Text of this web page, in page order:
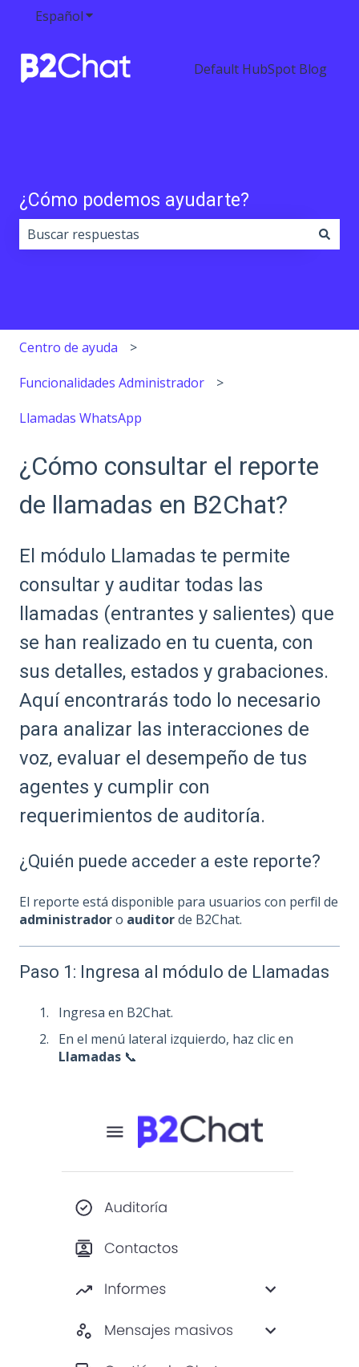
EspañolTraducciones de Mostrar submenú de
Default HubSpot Blog
¿Cómo podemos ayudarte?
Centro de ayuda
Funcionalidades Administrador
Llamadas WhatsApp
¿Cómo consultar el reporte
de llamadas en B2Chat?
El módulo Llamadas te permite
consultar y auditar todas las
llamadas (entrantes y salientes) que
se han realizado en tu cuenta, con
sus detalles, estados y grabaciones.
Aquí encontrarás todo lo necesario
para analizar las interacciones de
voz, evaluar el desempeño de tus
agentes y cumplir con
requerimientos de auditoría.
¿Quién puede acceder a este reporte?
El reporte está disponible para usuarios con perfil de
administradoro auditorde B2Chat.
Paso 1: Ingresa al módulo de Llamadas
Ingresa en B2Chat.
En el menú lateral izquierdo, haz clic en
Llamadas 📞